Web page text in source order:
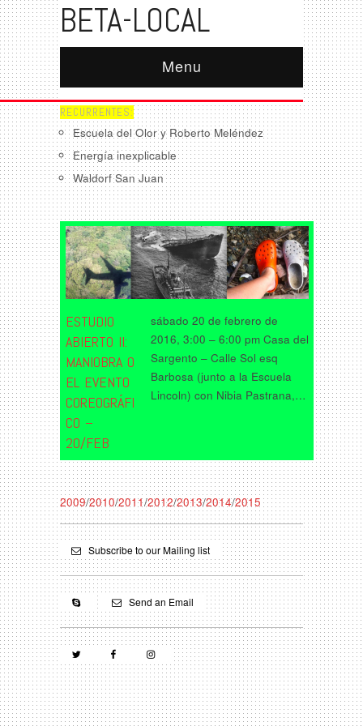
BETA-LOCAL
Menu
RECURRENTES:
Escuela del Olor y Roberto Meléndez
Energía inexplicable
Waldorf San Juan
ESTUDIO
ABIERTO II:
MANIOBRA O
EL EVENTO
COREOGRÁFI
CO –
20/FEB
sábado 20 de febrero de
2016, 3:00 – 6:00 pm Casa del
Sargento – Calle Sol esq
Barbosa (junto a la Escuela
Lincoln) con Nibia Pastrana,…
2009/2010/2011/2012/2013/2014/2015
Subscribe to our Mailing list
Send an Email